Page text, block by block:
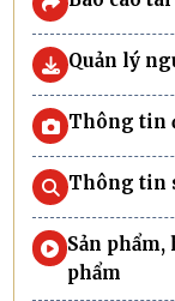
Quản lý
Thông tin
Thông tin
Sản
phẩm